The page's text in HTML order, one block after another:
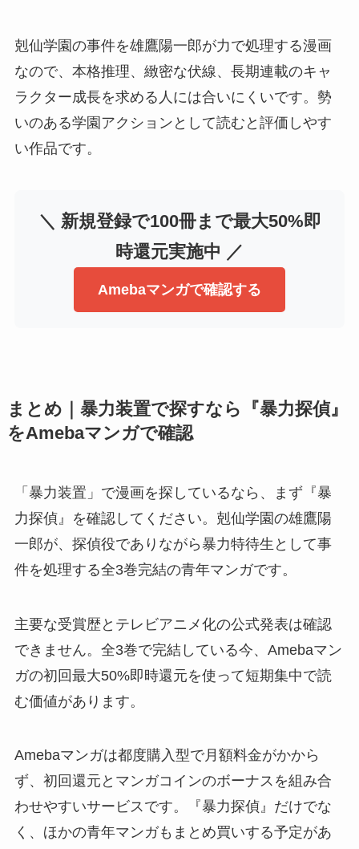
剋仙学園の事件を雄鷹陽一郎が力で処理する漫画
なので、本格推理、緻密な伏線、長期連載のキャ
ラクター成長を求める人には合いにくいです。勢
いのある学園アクションとして読むと評価しやす
い作品です。
＼ 新規登録で100冊まで最大50%即
時還元実施中 ／
Amebaマンガで確認する
まとめ｜暴力装置で探すなら『暴力探偵』
をAmebaマンガで確認
「暴力装置」で漫画を探しているなら、まず『暴
力探偵』を確認してください。剋仙学園の雄鷹陽
一郎が、探偵役でありながら暴力特待生として事
件を処理する全3巻完結の青年マンガです。
主要な受賞歴とテレビアニメ化の公式発表は確認
できません。全3巻で完結している今、Amebaマン
ガの初回最大50%即時還元を使って短期集中で読
む価値があります。
Amebaマンガは都度購入型で月額料金がかから
ず、初回還元とマンガコインのボーナスを組み合
わせやすいサービスです。『暴力探偵』だけでな
く、ほかの青年マンガもまとめ買いする予定があ